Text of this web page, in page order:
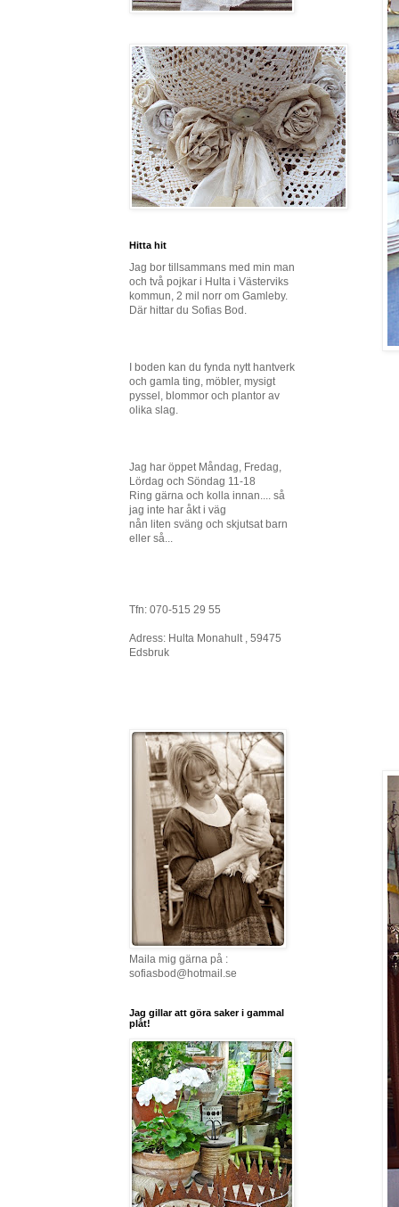
Hitta hit
Jag bor tillsammans med min man
och två pojkar i Hulta i Västerviks
kommun, 2 mil norr om Gamleby.
Där hittar du Sofias Bod.
I boden kan du fynda nytt hantverk
och gamla ting, möbler, mysigt
pyssel, blommor och plantor av
olika slag.
Jag har öppet Måndag, Fredag,
Lördag och Söndag 11-18
Ring gärna och kolla innan.... så
jag inte har åkt i väg
nån liten sväng och skjutsat barn
eller så...
Tfn: 070-515 29 55
Adress: Hulta Monahult , 59475
Edsbruk
Maila mig gärna på :
sofiasbod@hotmail.se
Jag gillar att göra saker i gammal
plåt!